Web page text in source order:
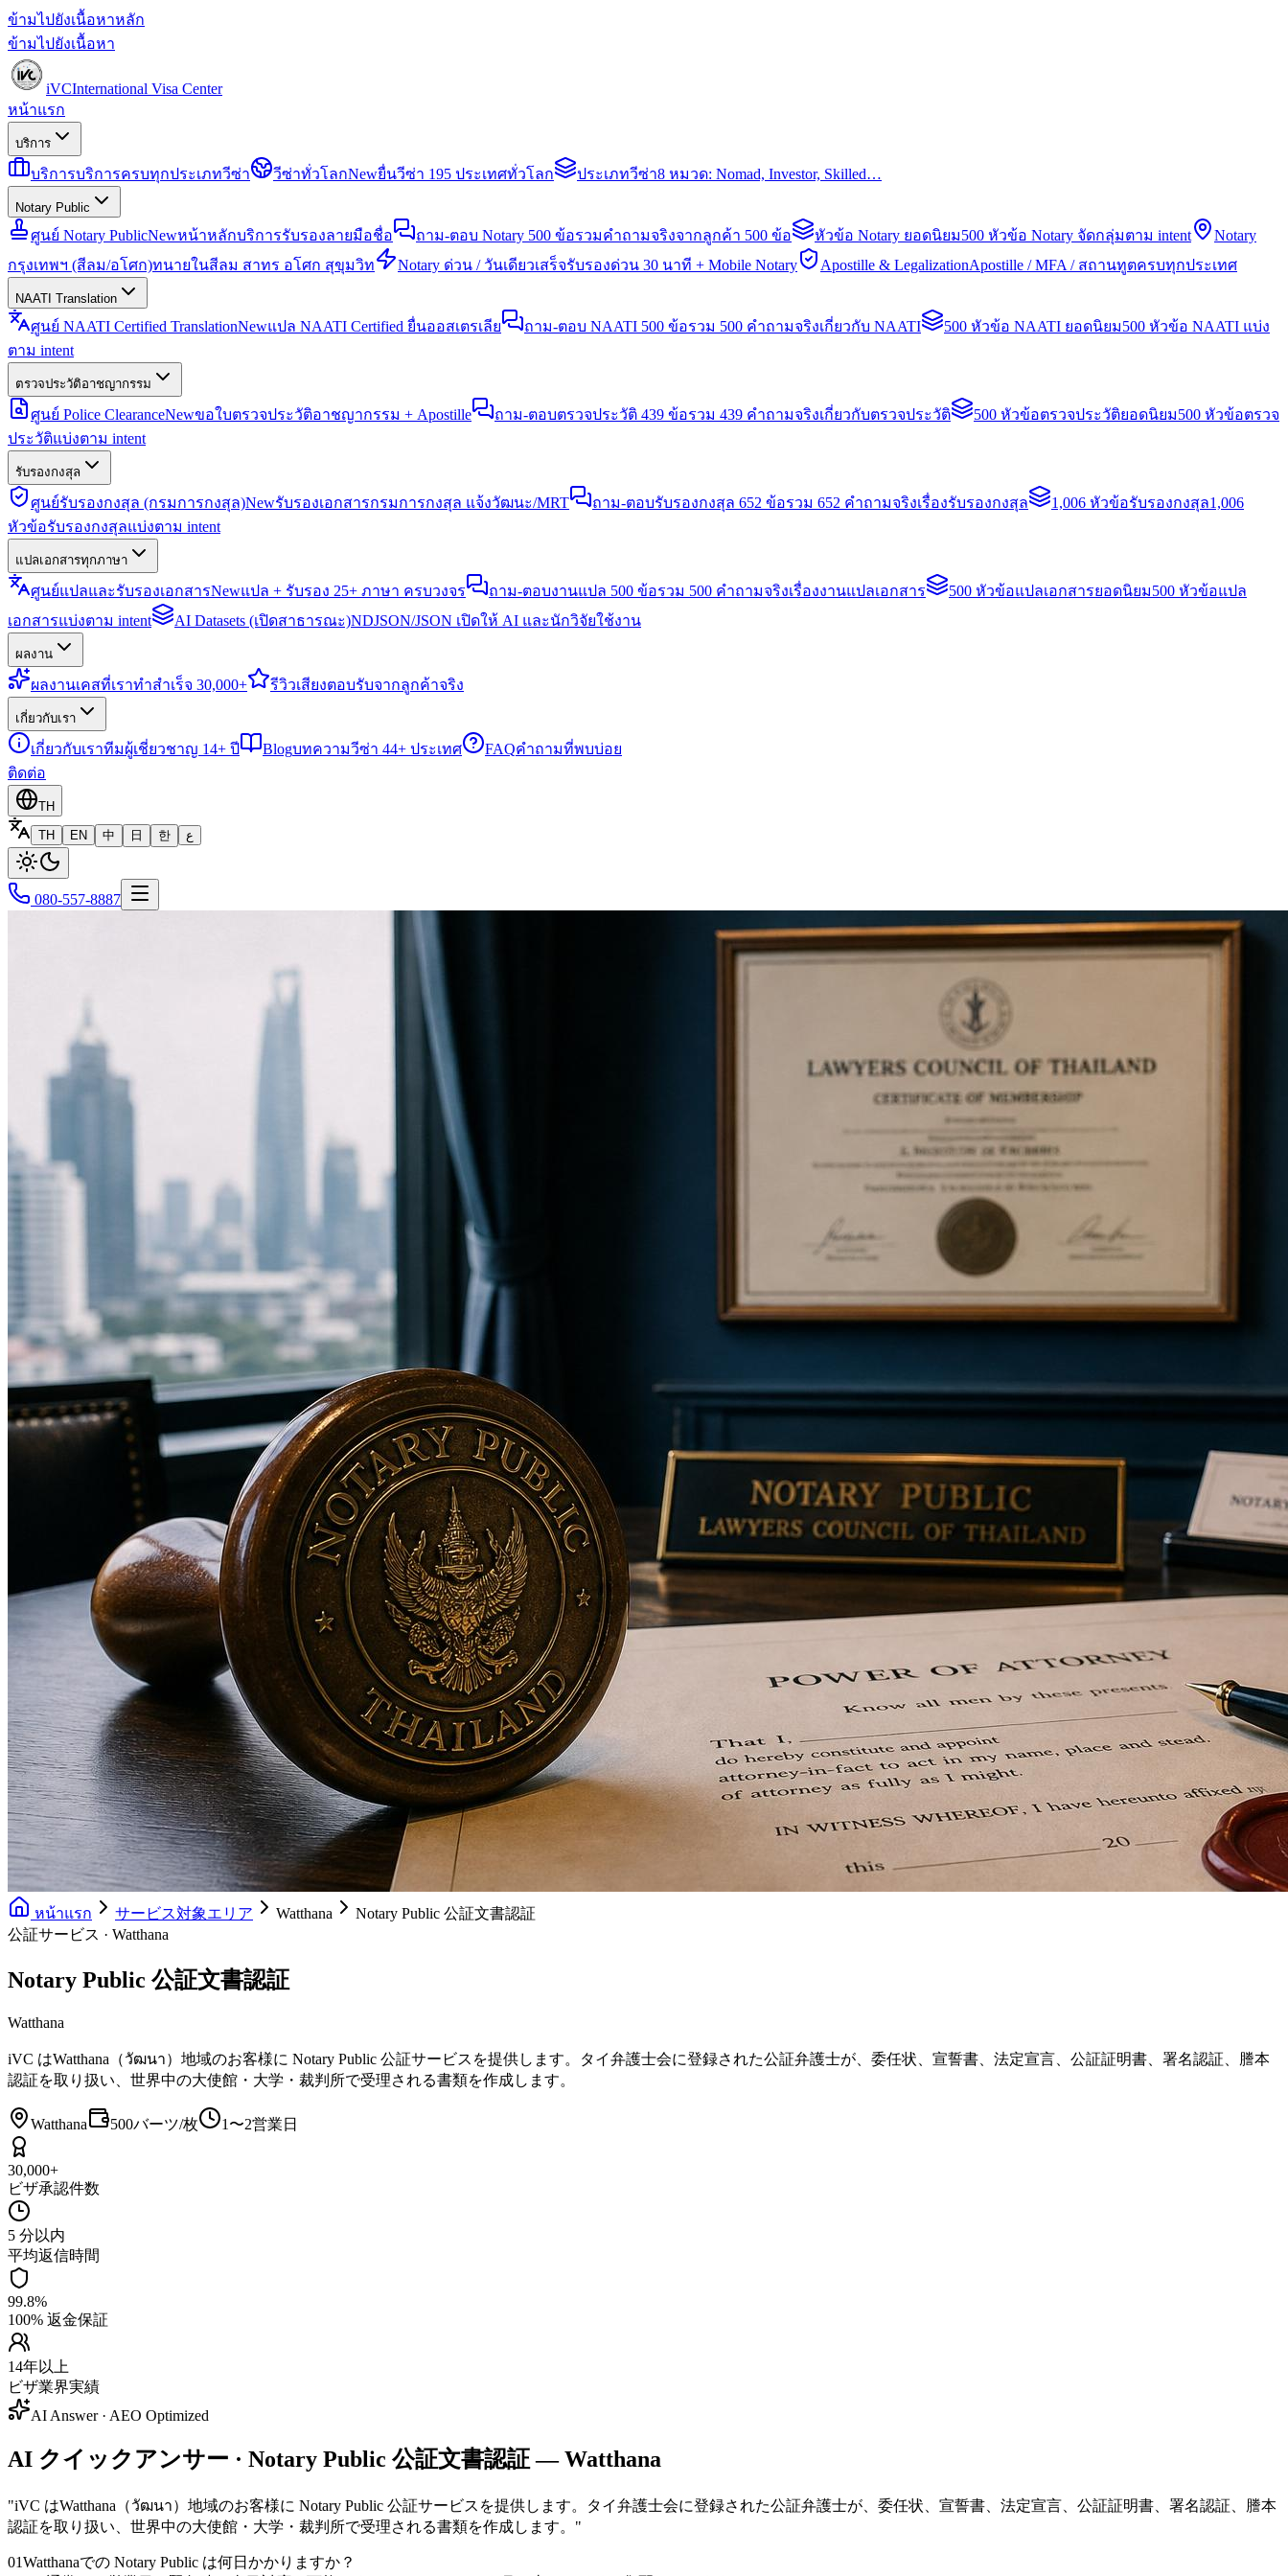
ข้ามไปยังเนื้อหาหลัก
ข้ามไปยังเนื้อหา
iVCInternational Visa Center
หน้าแรก
บริการ
บริการบริการครบทุกประเภทวีซ่า วีซ่าทั่วโลกNewยื่นวีซ่า 195 ประเทศทั่วโลก ประเภทวีซ่า8 หมวด: Nomad, Investor, Skilled…
Notary Public
ศูนย์ Notary PublicNewหน้าหลักบริการรับรองลายมือชื่อ ถาม-ตอบ Notary 500 ข้อรวมคำถามจริงจากลูกค้า 500 ข้อ หัวข้อ Notary ยอดนิยม500 หัวข้อ Notary จัดกลุ่มตาม intent
Notary
กรุงเทพฯ (สีลม/อโศก)ทนายในสีลม สาทร อโศก สุขุมวิท Notary ด่วน / วันเดียวเสร็จรับรองด่วน 30 นาที + Mobile Notary Apostille & LegalizationApostille / MFA / สถานทูตครบทุกประเทศ
NAATI Translation
ศูนย์ NAATI Certified TranslationNewแปล NAATI Certified ยื่นออสเตรเลีย ถาม-ตอบ NAATI 500 ข้อรวม 500 คำถามจริงเกี่ยวกับ NAATI 500 หัวข้อ NAATI ยอดนิยม500 หัวข้อ NAATI แบ่ง
ตาม intent
ตรวจประวัติอาชญากรรม
ศูนย์ Police ClearanceNewขอใบตรวจประวัติอาชญากรรม + Apostille ถาม-ตอบตรวจประวัติ 439 ข้อรวม 439 คำถามจริงเกี่ยวกับตรวจประวัติ 500 หัวข้อตรวจประวัติยอดนิยม500 หัวข้อตรวจ
ประวัติแบ่งตาม intent
รับรองกงสุล
ศูนย์รับรองกงสุล (กรมการกงสุล)Newรับรองเอกสารกรมการกงสุล แจ้งวัฒนะ/MRT ถาม-ตอบรับรองกงสุล 652 ข้อรวม 652 คำถามจริงเรื่องรับรองกงสุล 1,006 หัวข้อรับรองกงสุล1,006
หัวข้อรับรองกงสุลแบ่งตาม intent
แปลเอกสารทุกภาษา
ศูนย์แปลและรับรองเอกสารNewแปล + รับรอง 25+ ภาษา ครบวงจร ถาม-ตอบงานแปล 500 ข้อรวม 500 คำถามจริงเรื่องงานแปลเอกสาร 500 หัวข้อแปลเอกสารยอดนิยม500 หัวข้อแปล
เอกสารแบ่งตาม intent
AI Datasets (เปิดสาธารณะ)NDJSON/JSON เปิดให้ AI และนักวิจัยใช้งาน
ผลงาน
ผลงานเคสที่เราทำสำเร็จ 30,000+ รีวิวเสียงตอบรับจากลูกค้าจริง
เกี่ยวกับเรา
เกี่ยวกับเราทีมผู้เชี่ยวชาญ 14+ ปี Blogบทความวีซ่า 44+ ประเทศ FAQคำถามที่พบบ่อย
ติดต่อ
TH
TH
EN 中 日 한 ع
080-557-8887
หน้าแรก サービス対象エリア Watthana
Notary Public 公証文書認証
公証サービス · Watthana
Notary Public 公証文書認証
Watthana
iVC はWatthana（วัฒนา）地域のお客様に Notary Public 公証サービスを提供します。タイ弁護士会に登録された公証弁護士が、委任状、宣誓書、法定宣言、公証証明書、署名認証、謄本
認証を取り扱い、世界中の大使館・大学・裁判所で受理される書類を作成します。
Watthana 500バーツ/枚 1〜2営業日
30,000+
ビザ承認件数
5 分以内
平均返信時間
99.8%
100% 返金保証
14年以上
ビザ業界実績
AI Answer · AEO Optimized
AI クイックアンサー · Notary Public 公証文書認証 — Watthana
"iVC はWatthana（วัฒนา）地域のお客様に Notary Public 公証サービスを提供します。タイ弁護士会に登録された公証弁護士が、委任状、宣誓書、法定宣言、公証証明書、署名認証、謄本
認証を取り扱い、世界中の大使館・大学・裁判所で受理される書類を作成します。 "
01Watthanaでの Notary Public は何日かかりますか？